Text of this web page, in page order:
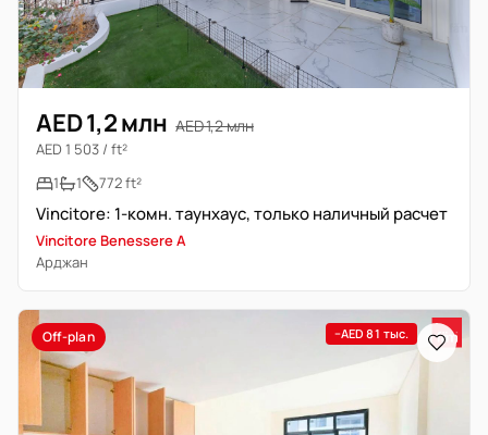
AED 1,2 млн AED 1,2 млн
AED 1 503 / ft²
1
1 772 ft²
Vincitore: 1-комн. таунхаус, только наличный расчет
Vincitore Benessere A
Арджан
Off-plan −AED 81 тыс.